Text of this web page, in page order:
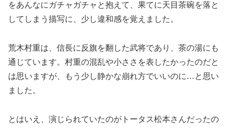
をあんなにガチャガチャと抱えて、果てに天目茶碗を落と
してしまう描写に、少し違和感を覚えました。
荒木村重は、信長に反旗を翻した武将であり、茶の湯にも
通じています。村重の混乱や小ささを表したかったのだと
は思いますが、もう少し静かな崩れ方でいいのに…と思い
ました。
とはいえ、演じられていたのがトータス松本さんだったの